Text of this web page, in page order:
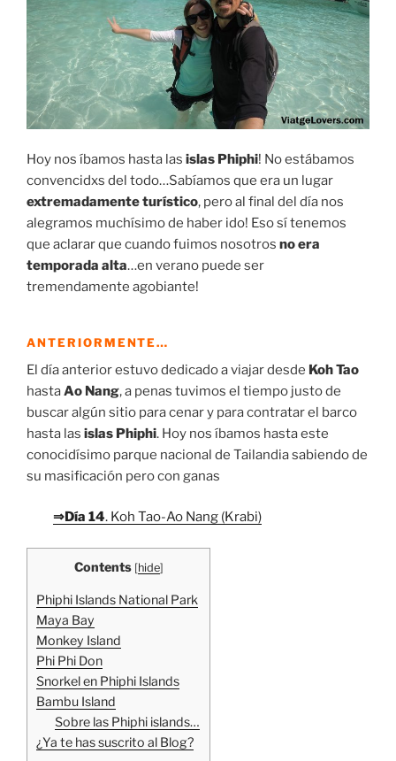
Hoy nos íbamos hasta las islas Phiphi! No estábamos
convencidxs del todo…Sabíamos que era un lugar
extremadamente turístico, pero al final del día nos
alegramos muchísimo de haber ido! Eso sí tenemos
que aclarar que cuando fuimos nosotros no era
temporada alta…en verano puede ser
tremendamente agobiante!
ANTERIORMENTE…
El día anterior estuvo dedicado a viajar desde Koh Tao
hastaAo Nang, a penas tuvimos el tiempo justo de
buscar algún sitio para cenar y para contratar el barco
hasta las islas Phiphi. Hoy nos íbamos hasta este
conocidísimo parque nacional de Tailandia sabiendo de
su masificación pero con ganas
⇒Día 14. Koh Tao-Ao Nang (Krabi)
Contents [hide]
Phiphi Islands National Park
Maya Bay
Monkey Island
Phi Phi Don
Snorkel en Phiphi Islands
Bambu Island
Sobre las Phiphi islands…
¿Ya te has suscrito al Blog?